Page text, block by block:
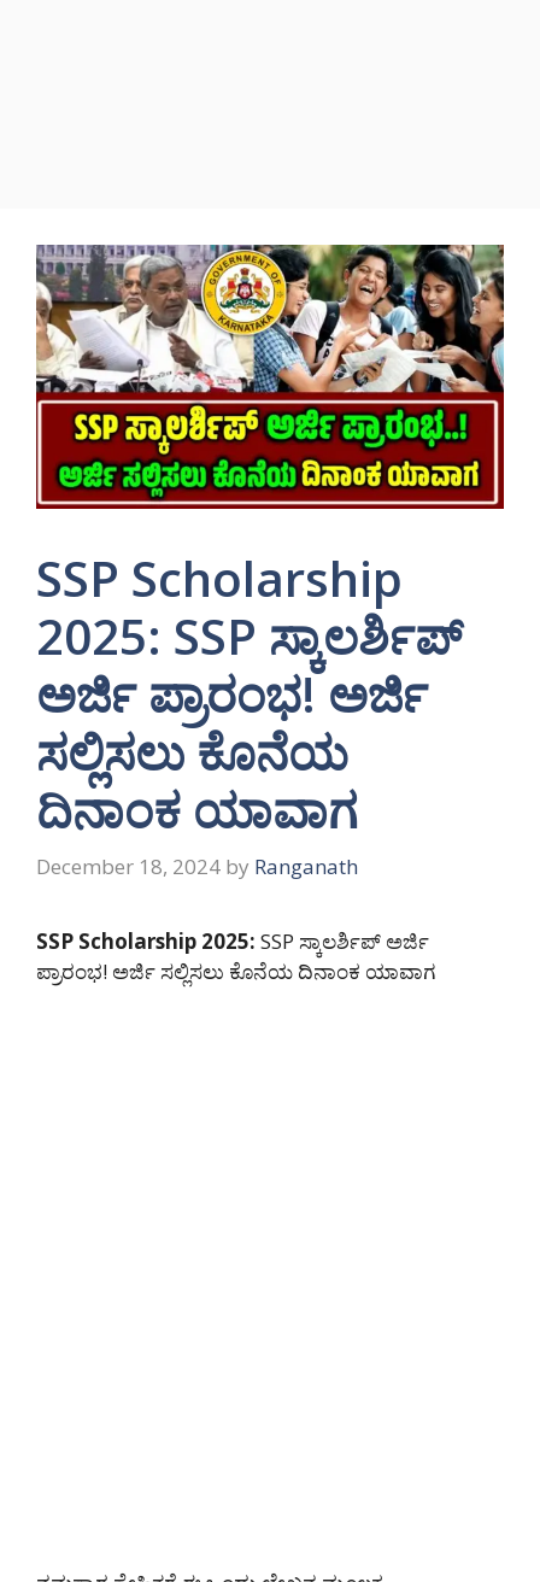
SSP Scholarship
2025: SSP ಸ್ಕಾಲರ್ಶಿಪ್
ಅರ್ಜಿ ಪ್ರಾರಂಭ! ಅರ್ಜಿ
ಸಲ್ಲಿಸಲು ಕೊನೆಯ
ದಿನಾಂಕ ಯಾವಾಗ
December 18, 2024 by Ranganath
SSP Scholarship 2025: SSP ಸ್ಕಾಲರ್ಶಿಪ್ ಅರ್ಜಿ
ಪ್ರಾರಂಭ! ಅರ್ಜಿ ಸಲ್ಲಿಸಲು ಕೊನೆಯ ದಿನಾಂಕ ಯಾವಾಗ